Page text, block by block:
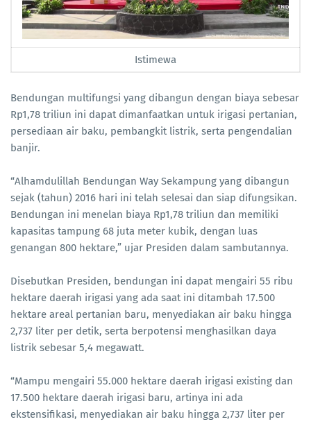
Istimewa
Bendungan multifungsi yang dibangun dengan biaya sebesar
Rp1,78 triliun ini dapat dimanfaatkan untuk irigasi pertanian,
persediaan air baku, pembangkit listrik, serta pengendalian
banjir.
“Alhamdulillah Bendungan Way Sekampung yang dibangun
sejak (tahun) 2016 hari ini telah selesai dan siap difungsikan.
Bendungan ini menelan biaya Rp1,78 triliun dan memiliki
kapasitas tampung 68 juta meter kubik, dengan luas
genangan 800 hektare,” ujar Presiden dalam sambutannya.
Disebutkan Presiden, bendungan ini dapat mengairi 55 ribu
hektare daerah irigasi yang ada saat ini ditambah 17.500
hektare areal pertanian baru, menyediakan air baku hingga
2,737 liter per detik, serta berpotensi menghasilkan daya
listrik sebesar 5,4 megawatt.
“Mampu mengairi 55.000 hektare daerah irigasi existing dan
17.500 hektare daerah irigasi baru, artinya ini ada
ekstensifikasi, menyediakan air baku hingga 2,737 liter per